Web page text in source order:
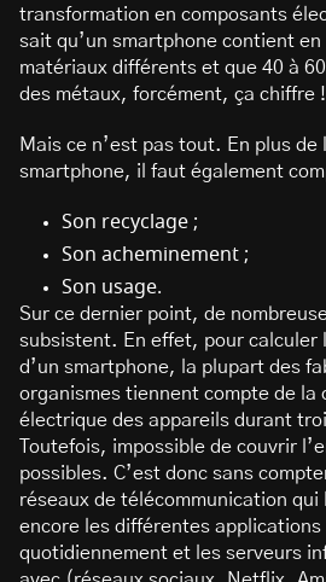
transformation en composants
sait qu’un smartphone contient en
matériaux différents et que 40 à
des métaux, forcément, ça chiffre !
Mais ce n’est pas tout. En plus de
smartphone, il faut également
Son recyclage ;
Son acheminement ;
Son usage.
Sur ce dernier point, de
subsistent. En effet, pour calculer
d’un smartphone, la plupart des
organismes tiennent compte de la
électrique des appareils durant
Toutefois, impossible de couvrir
possibles. C’est donc sans
réseaux de télécommunication
encore les différentes
quotidiennement et les serveurs